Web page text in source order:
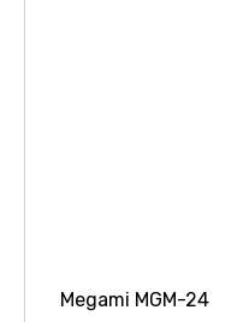
Megami MGM-24